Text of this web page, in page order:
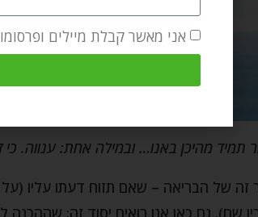
תמיד מהיכן באנו… ובמילה אחת: ענווה.
זה של הבריאה – שאם תזוח דעתו עליו
גם כאן אנו רואים יסוד זה: שההכנה
אני מאשר קבלת מיילים